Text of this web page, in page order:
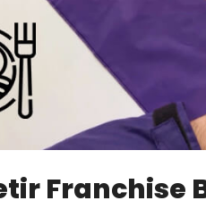
Franchise